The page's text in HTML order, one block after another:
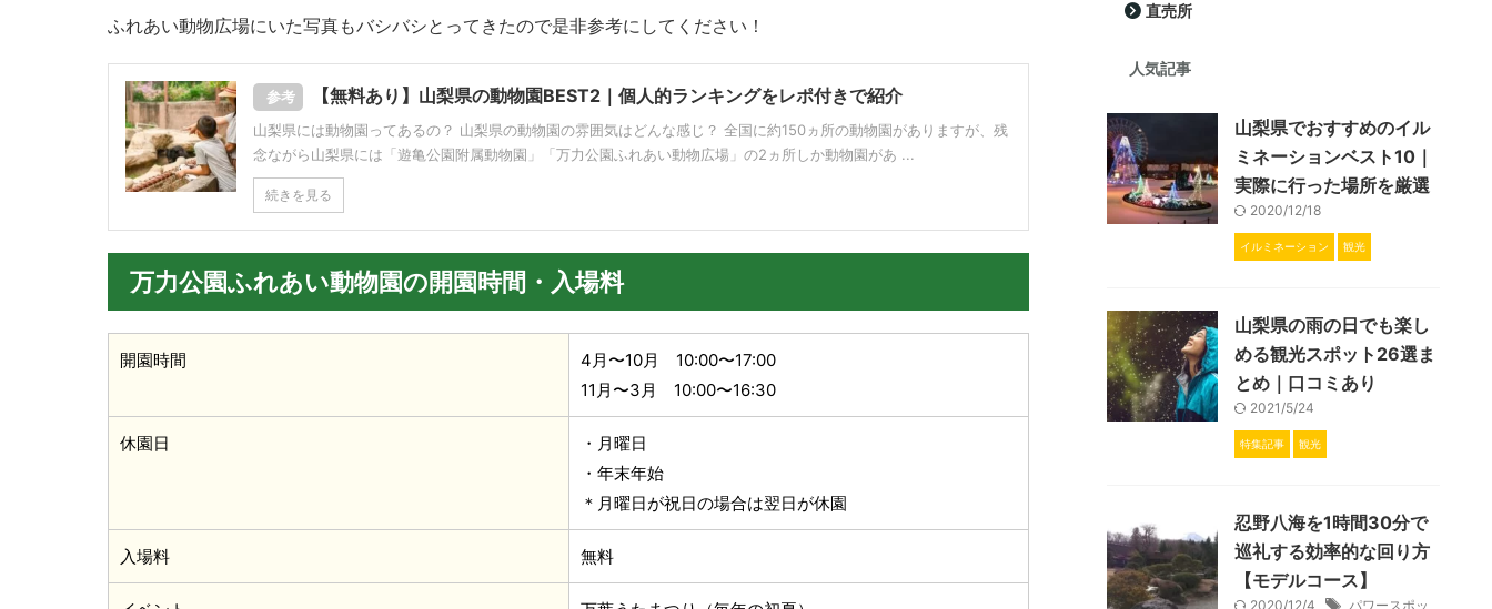
ふれあい動物広場にいた写真もバシバシとってきたので是非参考にしてください！
参考 【無料あり】山梨県の動物園BEST2｜個人的ランキングをレポ付きで紹介
山梨県には動物園ってあるの？ 山梨県の動物園の雰囲気はどんな感じ？ 全国に約150ヵ所の動物園がありますが、残
念ながら山梨県には「遊亀公園附属動物園」「万力公園ふれあい動物広場」の2ヵ所しか動物園があ ...
続きを見る
万力公園ふれあい動物園の開園時間・入場料
開園時間
4月〜10月 10:00〜17:00
11月〜3月 10:00〜16:30
休園日
・月曜日
・年末年始
＊月曜日が祝日の場合は翌日が休園
入場料 無料
直売所
人気記事
山梨県でおすすめのイル
ミネーションベスト10｜
実際に行った場所を厳選
2020/12/18
イルミネーション 観光
山梨県の雨の日でも楽し
める観光スポット26選ま
とめ｜口コミあり
2021/5/24
特集記事 観光
忍野八海を1時間30分で
巡礼する効率的な回り方
【モデルコース】
2020/12/4
パワースポッ